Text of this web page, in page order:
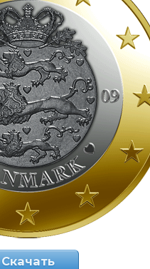
Скачать